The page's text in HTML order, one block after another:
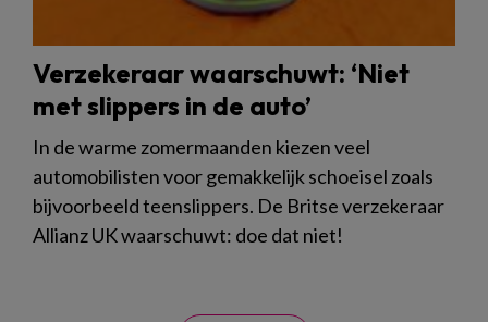
Verzekeraar waarschuwt: ‘Niet
met slippers in de auto’
In de warme zomermaanden kiezen veel
automobilisten voor gemakkelijk schoeisel zoals
bijvoorbeeld teenslippers. De Britse verzekeraar
Allianz UK waarschuwt: doe dat niet!